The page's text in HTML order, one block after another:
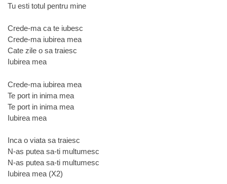
Tu esti totul pentru mine
Crede-ma ca te iubesc
Crede-ma iubirea mea
Cate zile o sa traiesc
Iubirea mea
Crede-ma iubirea mea
Te port in inima mea
Te port in inima mea
Iubirea mea
Inca o viata sa traiesc
N-as putea sa-ti multumesc
N-as putea sa-ti multumesc
Iubirea mea (X2)